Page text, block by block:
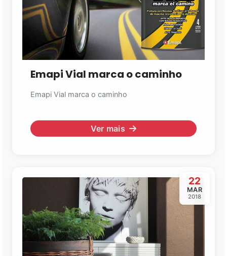
Emapi Vial marca o caminho
Emapi Vial marca o caminho
Ver mais
22
MAR
2018